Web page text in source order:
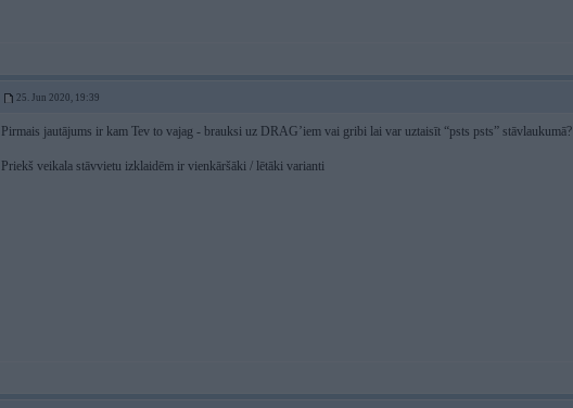
25. Jun 2020, 19:39
Pirmais jautājums ir kam Tev to vajag - brauksi uz DRAG’iem vai gribi lai var uztaisīt “psts psts” stāvlaukumā?
Priekš veikala stāvvietu izklaidēm ir vienkāršāki / lētāki varianti